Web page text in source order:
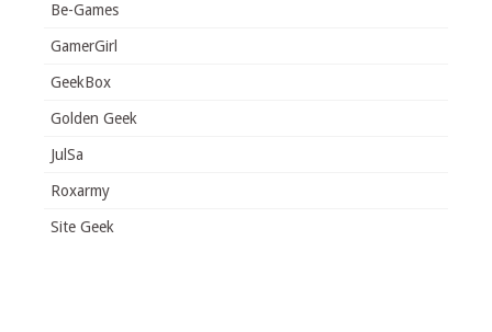
Be-Games
GamerGirl
GeekBox
Golden Geek
JulSa
Roxarmy
Site Geek